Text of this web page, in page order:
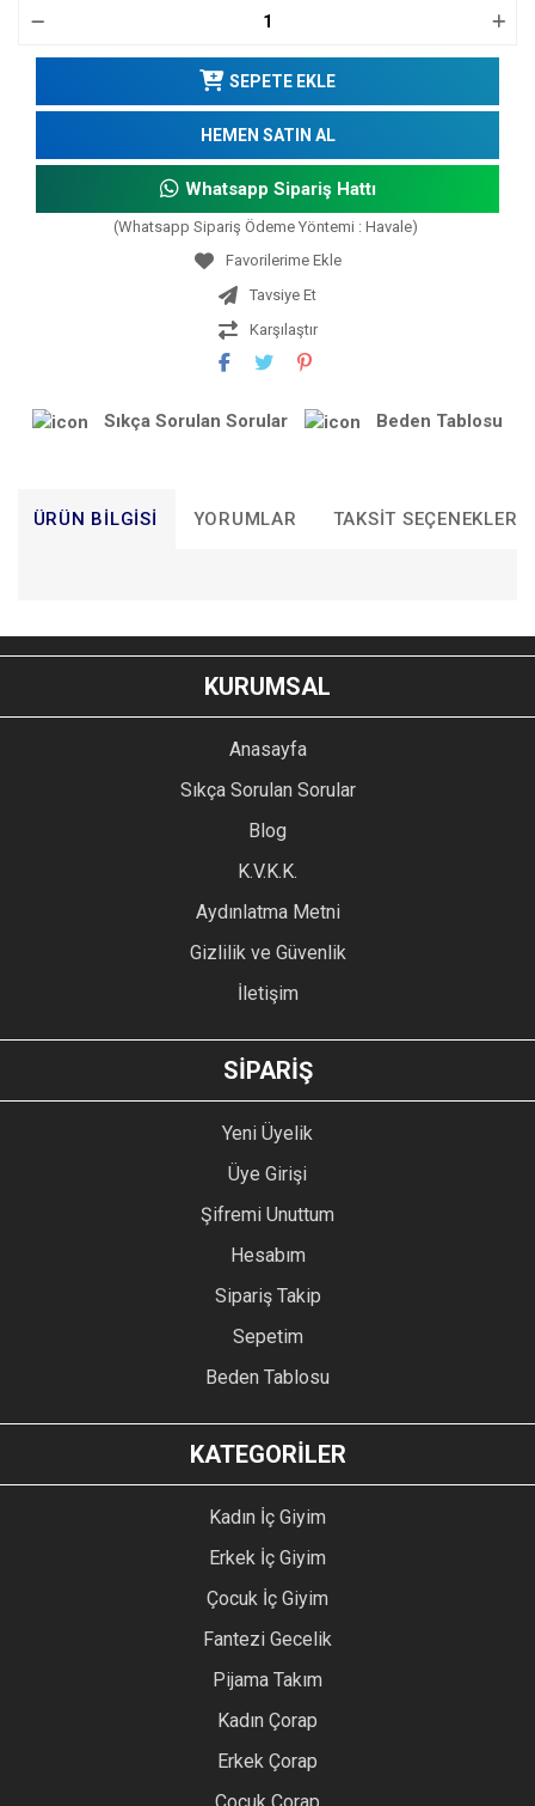
SEPETE EKLE
HEMEN SATIN AL
Whatsapp Sipariş Hattı
(Whatsapp Sipariş Ödeme Yöntemi : Havale)
Tavsiye Et
Karşılaştır
Sıkça Sorulan Sorular Beden Tablosu
ÜRÜN BILGISI YORUMLAR TAKSIT SEÇENEKLERI
YORUM YAZ
Bu ürünün fiyat bilgisi, resim, ürün açıklamalarında ve diğer
konularda yetersiz gördüğünüz noktaları öneri formunu
kullanarak tarafımıza iletebilirsiniz.
Ürün resmi kalitesiz, bozuk veya görüntülenemiyor.
Ürün açıklamasında eksik bilgiler bulunuyor.
Ürün bilgilerinde hatalar bulunuyor.
Ürün fiyatı diğer sitelerden daha pahalı.
GÖNDER
KURUMSAL
Anasayfa
Sıkça Sorulan Sorular
Blog
K.V.K.K.
Aydınlatma Metni
Gizlilik ve Güvenlik
İletişim
SİPARİŞ
Yeni Üyelik
Üye Girişi
Şifremi Unuttum
Hesabım
Sipariş Takip
Sepetim
Beden Tablosu
KATEGORİLER
Kadın İç Giyim
Erkek İç Giyim
Çocuk İç Giyim
Fantezi Gecelik
Pijama Takım
Kadın Çorap
Erkek Çorap